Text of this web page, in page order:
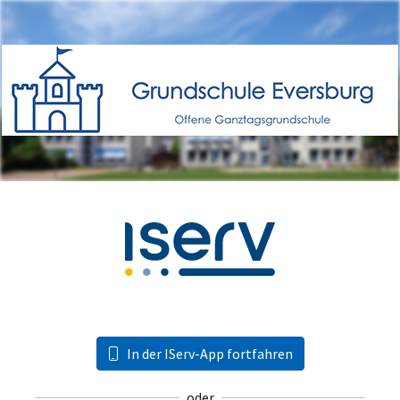
In der IServ-App fortfahren